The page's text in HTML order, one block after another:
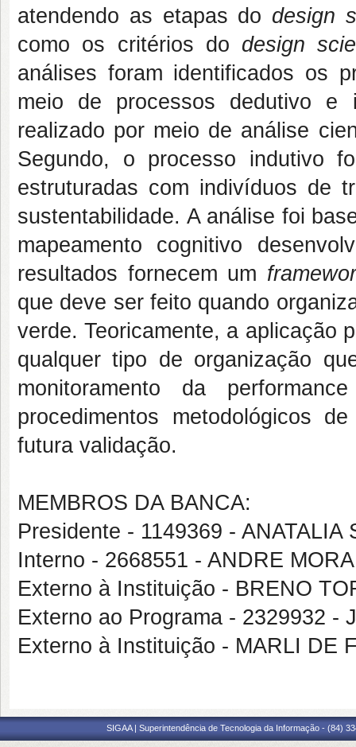
atendendo as etapas do design
como os critérios do design
análises foram identificados os
meio de processos dedutivo e
realizado por meio de análise
Segundo, o processo indutivo
estruturadas com indivíduos de
sustentabilidade. A análise foi
mapeamento cognitivo
resultados fornecem um
que deve ser feito quando
verde. Teoricamente, a aplicação
qualquer tipo de organização
monitoramento da
procedimentos metodológicos
futura validação.
MEMBROS DA BANCA:
Presidente - 1149369 -
Interno - 2668551 - ANDRE
Externo à Instituição - BRENO
Externo ao Programa - 2329932 -
Externo à Instituição - MARLI DE
SIGAA | Superintendência de Tecnologia da Informação - (84)